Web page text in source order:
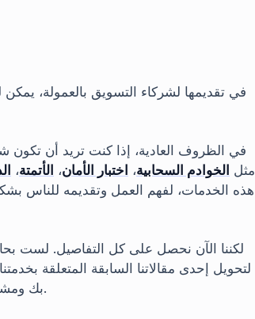
في الظروف العادية، إذا كنت تريد أن تكون
مثل الخوادم السحابية، اختبار الأمان، الأتمتة،
هذه الخدمات، لفهم العمل وتقديمه للناس
لكننا الآن نحصل على كل التفاصيل. لست
بك ومشاركته دون الحاجة لتحريك إصبعك. دعونا نراجع كيف يصبح ذلك ممكنًا.